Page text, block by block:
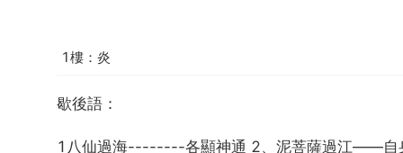
1樓：炎
歇後語：
1八仙過海--------各顯神通 2、泥菩薩過江——自